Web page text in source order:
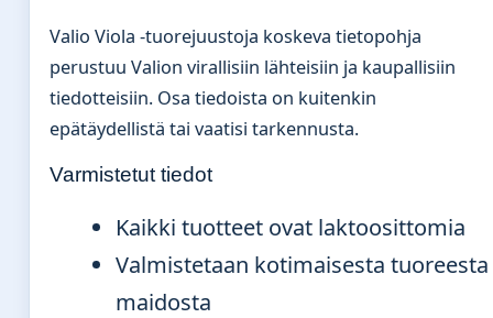
Valio Viola -tuorejuustoja koskeva tietopohja
perustuu Valion virallisiin lähteisiin ja kaupallisiin
tiedotteisiin. Osa tiedoista on kuitenkin
epätäydellistä tai vaatisi tarkennusta.
Varmistetut tiedot
Kaikki tuotteet ovat laktoosittomia
Valmistetaan kotimaisesta tuoreesta
maidosta